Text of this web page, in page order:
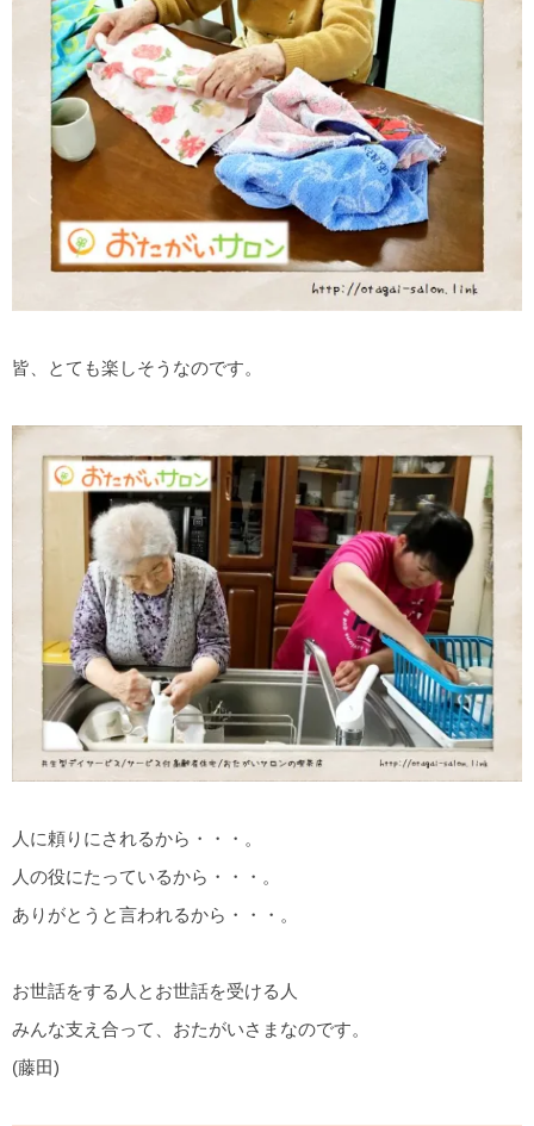
皆、とても楽しそうなのです。
人に頼りにされるから・・・。
人の役にたっているから・・・。
ありがとうと言われるから・・・。
お世話をする人とお世話を受ける人
みんな支え合って、おたがいさまなのです。
(藤田)